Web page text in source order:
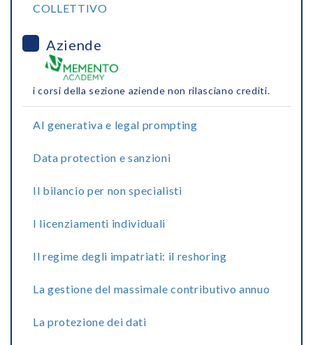
COLLETTIVO
Aziende
i corsi della sezione aziende non rilasciano crediti.
AI generativa e legal prompting
Data protection e sanzioni
Il bilancio per non specialisti
I licenziamenti individuali
Il regime degli impatriati: il reshoring
La gestione del massimale contributivo annuo
La protezione dei dati